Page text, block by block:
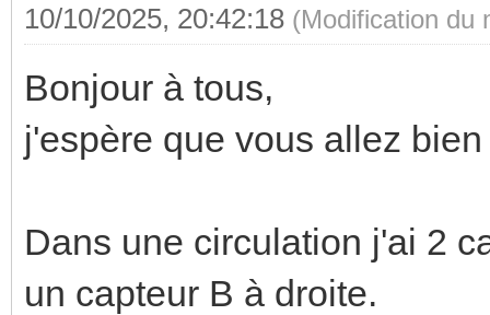
10/10/2025, 20:42:18 (Modification du
Bonjour à tous,
j'espère que vous allez
Dans une circulation j'ai 2
un capteur B à droite.